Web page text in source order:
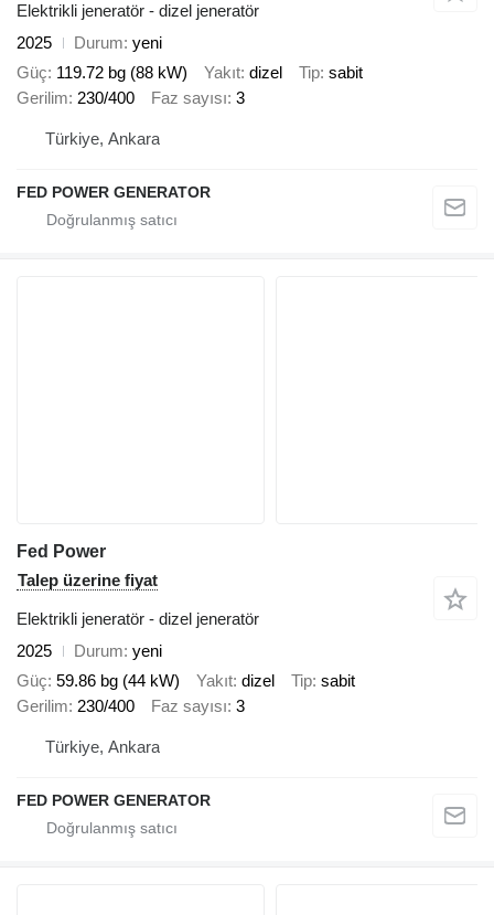
Elektrikli jeneratör - dizel jeneratör
2025
Durum yeni
Güç 119.72 bg (88 kW) Yakıt dizel Tip sabit
Gerilim 230/400 Faz sayısı 3
Türkiye, Ankara
FED POWER GENERATOR
Fed Power
Talep üzerine fiyat
Elektrikli jeneratör - dizel jeneratör
2025
Durum yeni
Güç 59.86 bg (44 kW) Yakıt dizel Tip sabit
Gerilim 230/400 Faz sayısı 3
Türkiye, Ankara
FED POWER GENERATOR